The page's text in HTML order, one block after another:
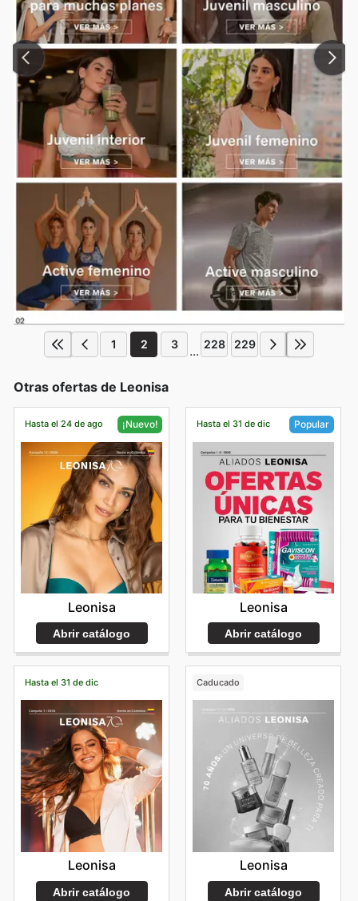
1 2 3 ... 228 229
Otras ofertas de Leonisa
Hasta el 24 de ago ¡Nuevo!
Leonisa
Abrir catálogo
Hasta el 31 de dic Popular
Leonisa
Abrir catálogo
Hasta el 31 de dic
Leonisa
Abrir catálogo
Caducado
Leonisa
Abrir catálogo